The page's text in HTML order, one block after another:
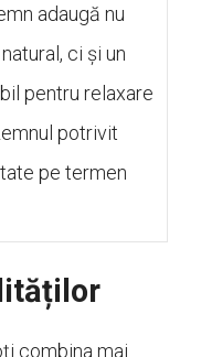
adaugă nu
ci și un
pentru relaxare
potrivit
pe termen
combina mai